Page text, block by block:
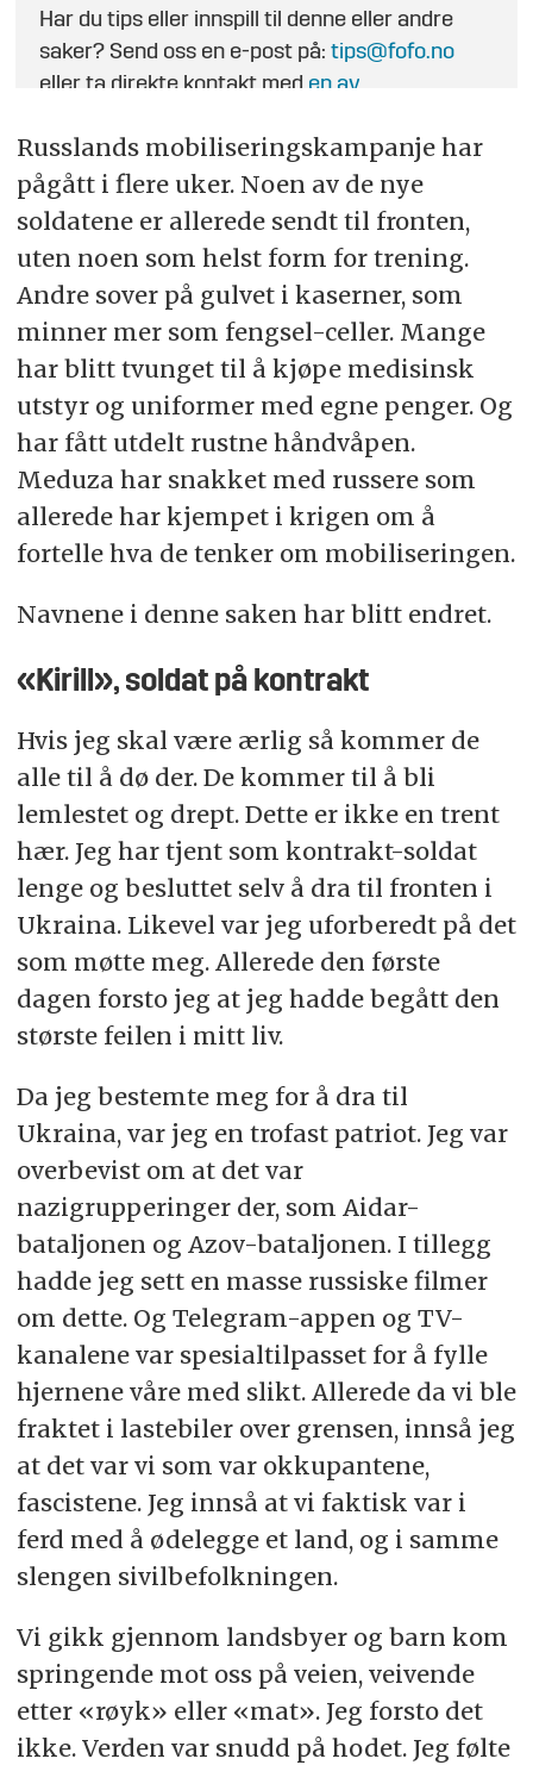
Har du tips eller innspill til denne eller andre
saker? Send oss en e-post på:tips@fofo.no
eller ta direkte kontakt med en av
Russlands mobiliseringskampanje har
pågått i flere uker. Noen av de nye
soldatene er allerede sendt til fronten,
uten noen som helst form for trening.
Andre sover på gulvet i kaserner, som
minner mer som fengsel-celler. Mange
har blitt tvunget til å kjøpe medisinsk
utstyr og uniformer med egne penger. Og
har fått utdelt rustne håndvåpen.
Meduza har snakket med russere som
allerede har kjempet i krigen om å
fortelle hva de tenker om mobiliseringen.
Navnene i denne saken har blitt endret.
«Kirill», soldat på kontrakt
Hvis jeg skal være ærlig så kommer de
alle til å dø der. De kommer til å bli
lemlestet og drept. Dette er ikke en trent
hær. Jeg har tjent som kontrakt-soldat
lenge og besluttet selv å dra til fronten i
Ukraina. Likevel var jeg uforberedt på det
som møtte meg. Allerede den første
dagen forsto jeg at jeg hadde begått den
største feilen i mitt liv.
Da jeg bestemte meg for å dra til
Ukraina, var jeg en trofast patriot. Jeg var
overbevist om at det var
nazigrupperinger der, som Aidar-
bataljonen og Azov-bataljonen. I tillegg
hadde jeg sett en masse russiske filmer
om dette. Og Telegram-appen og TV-
kanalene var spesialtilpasset for å fylle
hjernene våre med slikt. Allerede da vi ble
fraktet i lastebiler over grensen, innså jeg
at det var vi som var okkupantene,
fascistene. Jeg innså at vi faktisk var i
ferd med å ødelegge et land, og i samme
slengen sivilbefolkningen.
Vi gikk gjennom landsbyer og barn kom
springende mot oss på veien, veivende
etter «røyk» eller «mat». Jeg forsto det
ikke. Verden var snudd på hodet. Jeg følte